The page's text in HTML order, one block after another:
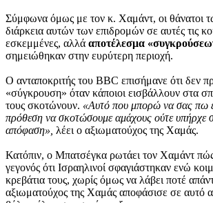
Σύμφωνα όμως με τον κ. Χαμάντ, οι θάνατοι
διάρκεια αυτών των επιδρομών σε αυτές τις
εσκεμμένες, αλλά αποτέλεσμα
σημειώθηκαν στην ευρύτερη περιοχή.
Ο ανταποκριτής του BBC επισήμανε ότι δεν
«σύγκρουση» όταν κάποιοι εισβάλλουν στα
τους σκοτώνουν. «Αυτό που μπορώ να σας πω
πρόθεση να σκοτώσουμε αμάχους ούτε υπήρχε
απόφαση», λέει ο αξιωματούχος της Χαμάς.
Κατόπιν, ο Μπατσέγκα ρωτάει τον Χαμάντ πώς
γεγονός ότι Ισραηλινοί σφαγιάστηκαν ενώ
κρεβάτια τους, χωρίς όμως να λάβει ποτέ
αξιωματούχος της Χαμάς αποφάσισε σε αυτό